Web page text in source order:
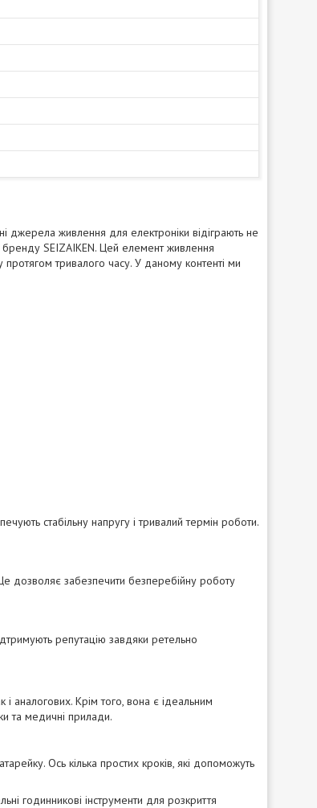
джерела живлення для електроніки відіграють не
SEIZAIKEN. Цей елемент живлення
тривалого часу. У даному контенті ми
стабільну напругу і тривалий термін роботи.
дозволяє забезпечити безперебійну роботу
репутацію завдяки ретельно
аналогових. Крім того, вона є ідеальним
та медичні прилади.
Ось кілька простих кроків, які допоможуть
годинникові інструменти для розкриття